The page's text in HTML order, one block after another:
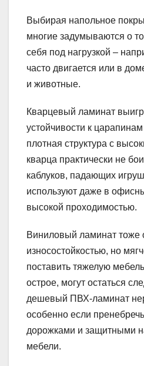
Выбирая напольное
многие задумываются о
себя под нагрузкой –
часто двигается или в
и животные.
Кварцевый ламинат
устойчивости к
плотная структура с
кварца практически не
каблуков, падающих
используют даже в
высокой проходимостью.
Виниловый ламинат тоже
износостойкостью, но
поставить тяжелую
острое, могут остаться
дешевый ПВХ-ламинат
особенно если
дорожками и защитными
мебели.